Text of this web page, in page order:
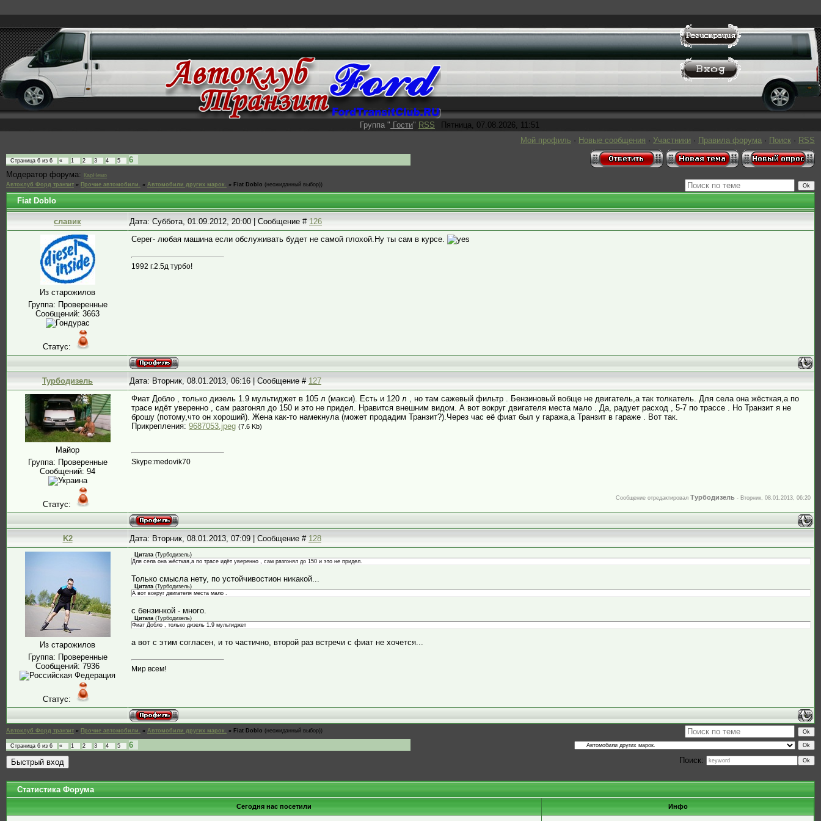
Группа " Гости" RSS
Пятница, 07.08.2026, 11:51
Мой профиль · Новые сообщения · Участники · Правила форума · Поиск · RSS
Страница 6 из 6 « 1 2 3 4 5
6
Модератор форума:
КарНемо
Автоклуб Форд транзит » Прочие автомобили. » Автомобили других марок. » Fiat Doblo (неожиданный выбор))
Fiat Doblo
славик Дата: Суббота, 01.09.2012, 20:00 | Сообщение #126
Из старожилов
Группа: Проверенные
Сообщений: 3663
Статус:
Серег- любая машина если обслуживать будет не самой плохой.Ну ты сам в курсе.
1992 г.2.5д турбо!
Турбодизель Дата: Вторник, 08.01.2013, 06:16 | Сообщение #127
Майор
Группа: Проверенные
Сообщений: 94
Статус:
Фиат Добло , только дизель 1.9 мультиджет в 105 л (макси). Есть и 120 л , но там сажевый фильтр . Бензиновый вобще не двигатель,а так толкатель. Для села она жёсткая,а по
трасе идёт уверенно , сам разгонял до 150 и это не придел. Нравится внешним видом. А вот вокруг двигателя места мало . Да, радует расход , 5-7 по трассе . Но Транзит я не
брошу (потому,что он хороший). Жена как-то намекнула (может продадим Транзит?).Через час её фиат был у гаража,а Транзит в гараже . Вот так.
Прикрепления: 9687053.jpeg (7.6 Kb)
Skype:medovik70
Сообщение отредактировал Турбодизель - Вторник, 08.01.2013, 06:20
K2 Дата: Вторник, 08.01.2013, 07:09 | Сообщение #128
Из старожилов
Группа: Проверенные
Сообщений: 7936
Статус:
Цитата (Турбодизель)
Для села она жёсткая,а по трасе идёт уверенно , сам разгонял до 150 и это не придел.
Только смысла нету, по устойчивостион никакой...
Цитата (Турбодизель)
А вот вокруг двигателя места мало .
с бензинкой - много.
Цитата (Турбодизель)
Фиат Добло , только дизель 1.9 мультиджет
а вот с этим согласен, и то частично, второй раз встречи с фиат не хочется...
Мир всем!
Автоклуб Форд транзит » Прочие автомобили. » Автомобили других марок. » Fiat Doblo (неожиданный выбор))
Страница 6 из 6 « 1 2 3 4 5
6
Поиск:
Статистика Форума
Сегодня нас посетили Инфо